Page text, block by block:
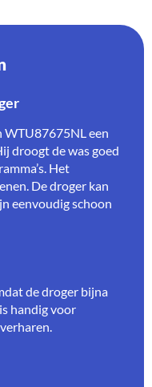
WTU87675NL een
droogt de was goed
Het
De droger kan
eenvoudig schoon
de droger bijna
handig voor